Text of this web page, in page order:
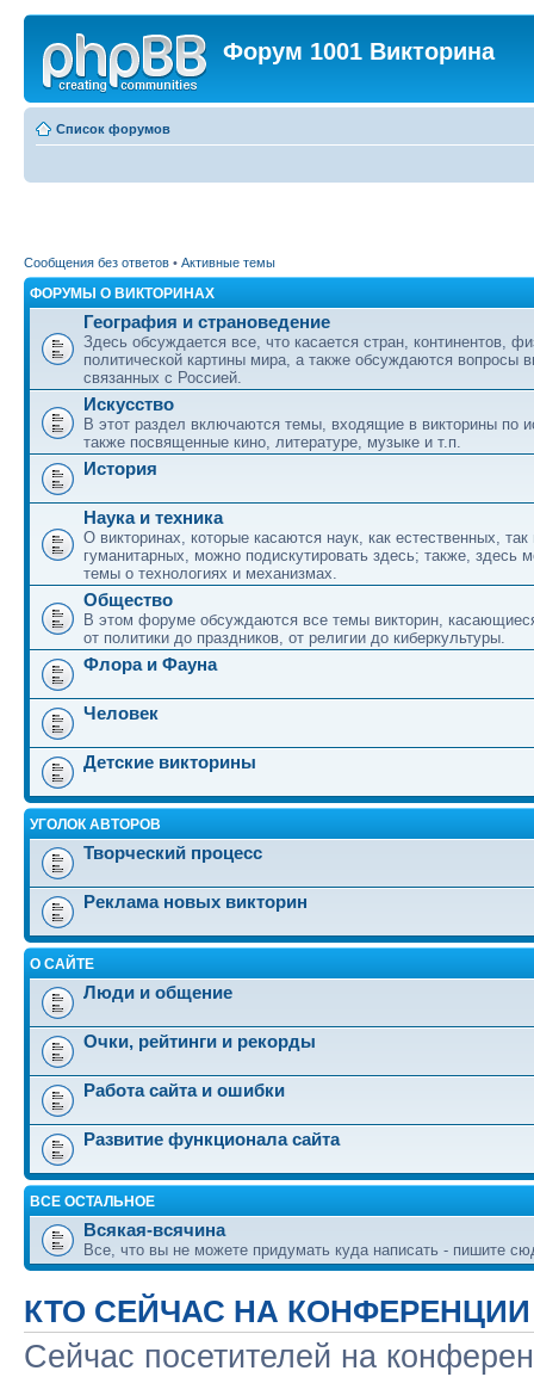
Форум 1001 Викторина
Список форумов
Сообщения без ответов • Активные темы
ФОРУМЫ О ВИКТОРИНАХ
География и страноведение
Здесь обсуждается все, что касается стран, континентов,
политической картины мира, а также обсуждаются вопросы
связанных с Россией.
Искусство
В этот раздел включаются темы, входящие в викторины по
также посвященные кино, литературе, музыке и т.п.
История
Наука и техника
О викторинах, которые касаются наук, как естественных, так
гуманитарных, можно подискутировать здесь; также, здесь
темы о технологиях и механизмах.
Общество
В этом форуме обсуждаются все темы викторин,
от политики до праздников, от религии до киберкультуры.
Флора и Фауна
Человек
Детские викторины
УГОЛОК АВТОРОВ
Творческий процесс
Реклама новых викторин
О САЙТЕ
Люди и общение
Очки, рейтинги и рекорды
Работа сайта и ошибки
Развитие функционала сайта
ВСЕ ОСТАЛЬНОЕ
Всякая-всячина
Все, что вы не можете придумать куда написать - пишите
КТО СЕЙЧАС НА КОНФЕРЕНЦИИ
Сейчас посетителей на